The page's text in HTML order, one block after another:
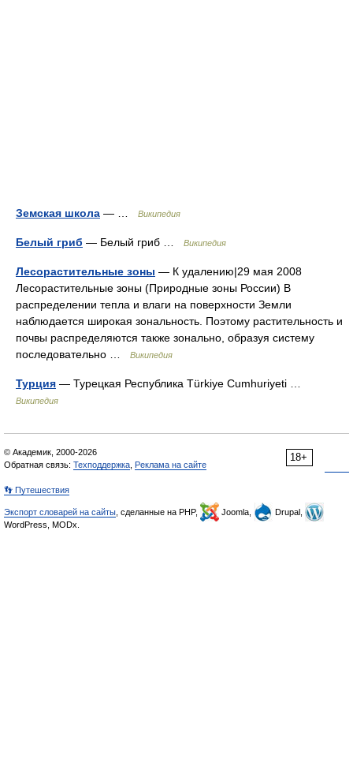
Земская школа — … Википедия
Белый гриб — Белый гриб … Википедия
Лесорастительные зоны — К удалению|29 мая 2008
Лесорастительные зоны (Природные зоны России) В
распределении тепла и влаги на поверхности Земли
наблюдается широкая зональность. Поэтому растительность и
почвы распределяются также зонально, образуя систему
последовательно …
Википедия
Турция — Турецкая Республика Türkiye Cumhuriyeti …
Википедия
18+
© Академик, 2000-2026
Обратная связь: Техподдержка Реклама на сайте
👣 Путешествия
Экспорт словарей на сайты , сделанные на PHP, Joomla,
Drupal,
WordPress, MODx.